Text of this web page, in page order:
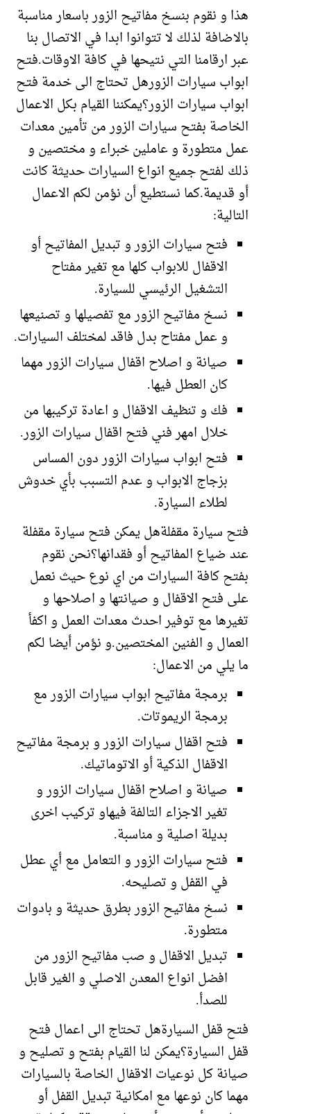
هذا و نقوم بنسخ مفاتيح الزور باسعار مناسبة
بالاضافة لذلك لا تتوانوا ابدا في الاتصال بنا
عبر ارقامنا التي نتيحها في كافة الاوقات.فتح
ابواب سيارات الزورهل تحتاج الى خدمة فتح
ابواب سيارات الزور؟يمكننا القيام بكل الاعمال
الخاصة بفتح سيارات الزور من تأمين معدات
عمل متطورة و عاملين خبراء و مختصين و
ذلك لفتح جميع انواع السيارات حديثة كانت
أو قديمة.كما نستطيع أن نؤمن لكم الاعمال
التالية:
فتح سيارات الزور و تبديل المفاتيح أو
الاقفال للابواب كلها مع تغير مفتاح
التشغيل الرئيسي للسيارة.
نسخ مفاتيح الزور مع تفصيلها و تصنيعها
و عمل مفتاح بدل فاقد لمختلف السيارات.
صيانة و اصلاح اقفال سيارات الزور مهما
كان العطل فيها.
فك و تنظيف الاقفال و اعادة تركيبها من
خلال امهر فني فتح اقفال سيارات الزور.
فتح ابواب سيارات الزور دون المساس
بزجاج الابواب و عدم التسبب بأي خدوش
لطلاء السيارة.
فتح سيارة مقفلةهل يمكن فتح سيارة مقفلة
عند ضياع المفاتيح أو فقدانها؟نحن نقوم
بفتح كافة السيارات من اي نوع حيث نعمل
على فتح الاقفال و صيانتها و اصلاحها و
تغيرها مع توفير احدث معدات العمل و اكفأ
العمال و الفنين المختصين.و نؤمن أيضا لكم
ما يلي من الاعمال:
برمجة مفاتيح ابواب سيارات الزور مع
برمجة الريموتات.
فتح اقفال سيارات الزور و برمجة مفاتيح
الاقفال الذكية أو الاتوماتيك.
صيانة و اصلاح اقفال سيارات الزور و
تغير الاجزاء التالفة فيهاو تركيب اخرى
بديلة اصلية و مناسبة.
فتح سيارات الزور و التعامل مع أي عطل
في القفل و تصليحه.
نسخ مفاتيح الزور بطرق حديثة و بادوات
متطورة.
تبديل الاقفال و صب مفاتيح الزور من
افضل انواع المعدن الاصلي و الغير قابل
للصدأ.
فتح قفل السيارةهل تحتاج الى اعمال فتح
قفل السيارة؟يمكن لنا القيام بفتح و تصليح و
صيانة كل نوعيات الاقفال الخاصة بالسيارات
مهما كان نوعها مع امكانية تبديل القفل أو